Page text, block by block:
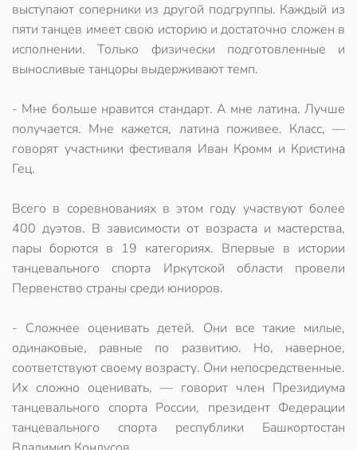
выступают соперники из другой подгруппы. Каждый из
пяти танцев имеет свою историю и достаточно сложен в
исполнении. Только физически подготовленные и
выносливые танцоры выдерживают темп.
- Мне больше нравится стандарт. А мне латина. Лучше
получается. Мне кажется, латина поживее. Класс, —
говорят участники фестиваля Иван Кромм и Кристина
Гец.
Всего в соревнованиях в этом году участвуют более
400 дуэтов. В зависимости от возраста и мастерства,
пары борются в 19 категориях. Впервые в истории
танцевального спорта Иркутской области провели
Первенство страны среди юниоров.
- Сложнее оценивать детей. Они все такие милые,
одинаковые, равные по развитию. Но, наверное,
соответствуют своему возрасту. Они непосредственные.
Их сложно оценивать, — говорит член Президиума
танцевального спорта России, президент Федерации
танцевального спорта республики Башкортостан